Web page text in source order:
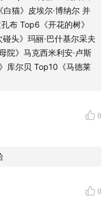
》泰奥多尔·卢梭
猫》皮埃尔·博纳尔 并
布 Top6《开花的树》
头》玛丽·巴什基尔采夫
院》马克西米利安·卢斯
库尔贝 Top10《马德莱
0
0